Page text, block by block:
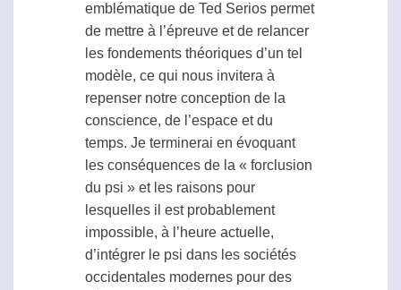
emblématique de Ted Serios permet
de mettre à l’épreuve et de relancer
les fondements théoriques d’un tel
modèle, ce qui nous invitera à
repenser notre conception de la
conscience, de l’espace et du
temps. Je terminerai en évoquant
les conséquences de la « forclusion
du psi » et les raisons pour
lesquelles il est probablement
impossible, à l’heure actuelle,
d’intégrer le psi dans les sociétés
occidentales modernes pour des